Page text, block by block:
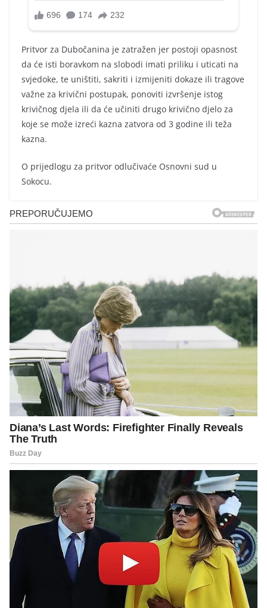
Pritvor za Dubočanina je zatražen jer postoji opasnost
da će isti boravkom na slobodi imati priliku i uticati na
svjedoke, te uništiti, sakriti i izmijeniti dokaze ili tragove
važne za krivični postupak, ponoviti izvršenje istog
krivičnog djela ili da će učiniti drugo krivično djelo za
koje se može izreći kazna zatvora od 3 godine ili teža
kazna.
O prijedlogu za pritvor odlučivaće Osnovni sud u
Sokocu.